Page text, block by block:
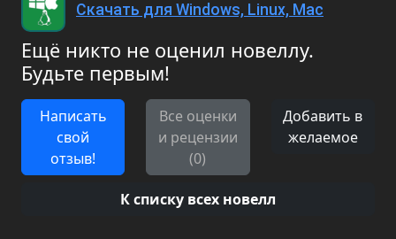
Скачать для Windows, Linux, Mac
Ещё никто не оценил новеллу.
Будьте первым!
Написать
свой
отзыв!
Все оценки
и рецензии
(0)
Добавить в
желаемое
К списку всех новелл